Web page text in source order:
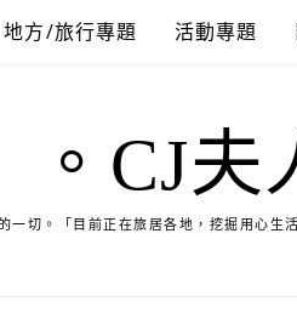
地方/旅行專題 活動專題
。CJ夫
一切。「目前正在旅居各地，挖掘用心生